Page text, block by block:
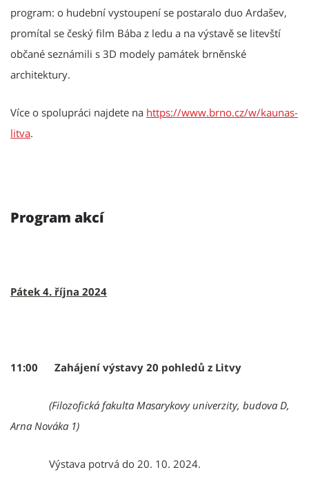
program: o hudební vystoupení se postaralo duo Ardašev,
promítal se český film Bába z ledu a na výstavě se litevští
občané seznámili s 3D modely památek brněnské
architektury.
Více o spolupráci najdete na https://www.brno.cz/w/kaunas-
litva.
Program akcí
Pátek 4. října 2024
11:00 Zahájení výstavy 20 pohledů z Litvy
(Filozofická fakulta Masarykovy univerzity, budova D,
Arna Nováka 1)
Výstava potrvá do 20. 10. 2024.